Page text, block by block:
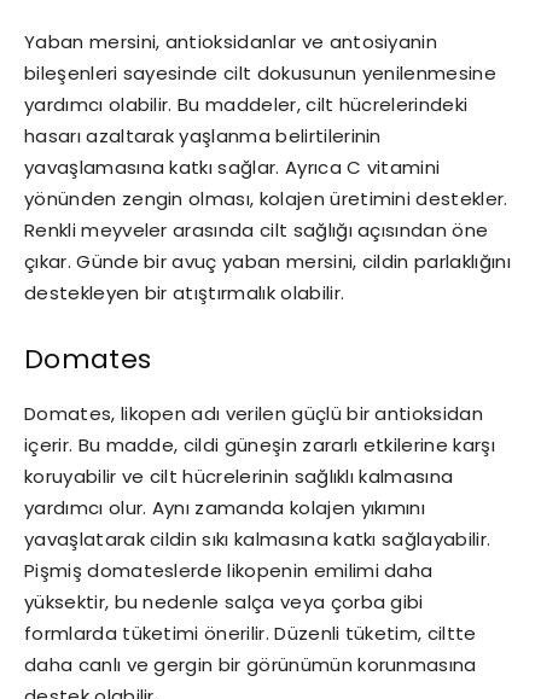
Yaban mersini, antioksidanlar ve antosiyanin
bileşenleri sayesinde cilt dokusunun yenilenmesine
yardımcı olabilir. Bu maddeler, cilt hücrelerindeki
hasarı azaltarak yaşlanma belirtilerinin
yavaşlamasına katkı sağlar. Ayrıca C vitamini
yönünden zengin olması, kolajen üretimini destekler.
Renkli meyveler arasında cilt sağlığı açısından öne
çıkar. Günde bir avuç yaban mersini, cildin parlaklığını
destekleyen bir atıştırmalık olabilir.
Domates
Domates, likopen adı verilen güçlü bir antioksidan
içerir. Bu madde, cildi güneşin zararlı etkilerine karşı
koruyabilir ve cilt hücrelerinin sağlıklı kalmasına
yardımcı olur. Aynı zamanda kolajen yıkımını
yavaşlatarak cildin sıkı kalmasına katkı sağlayabilir.
Pişmiş domateslerde likopenin emilimi daha
yüksektir, bu nedenle salça veya çorba gibi
formlarda tüketimi önerilir. Düzenli tüketim, ciltte
daha canlı ve gergin bir görünümün korunmasına